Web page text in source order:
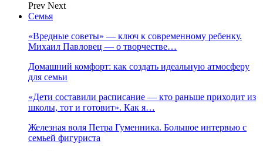
Prev Next
Семья
«Вредные советы» — ключ к современному ребенку.
Михаил Павловец — о творчестве…
Домашний комфорт: как создать идеальную атмосферу
для семьи
«Дети составили расписание — кто раньше приходит из
школы, тот и готовит». Как я…
Железная воля Петра Гуменника. Большое интервью с
семьей фигуриста